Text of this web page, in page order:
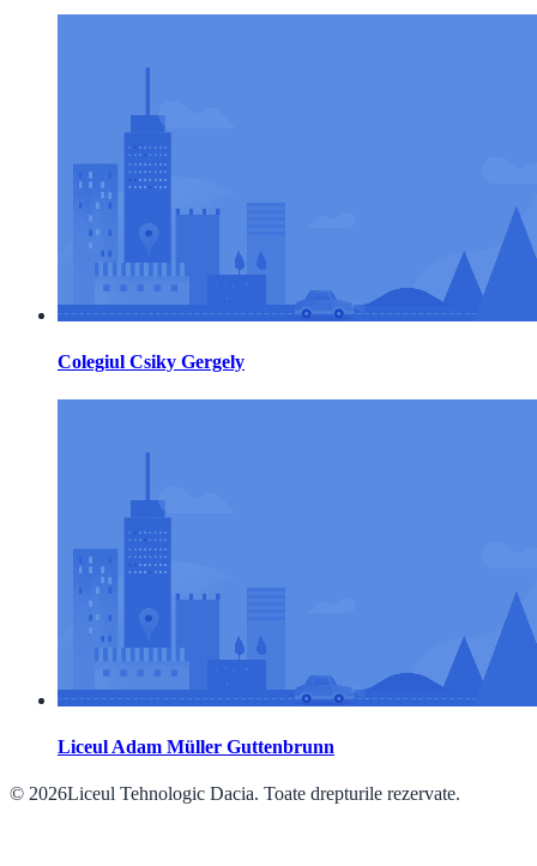
Colegiul Csiky Gergely
Liceul Adam Müller Guttenbrunn
© 2026Liceul Tehnologic Dacia. Toate drepturile rezervate.